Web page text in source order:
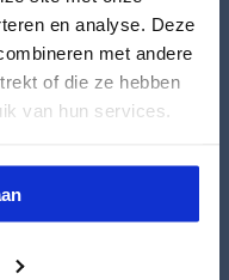
en analyse. Deze
met andere
of die ze hebben
van hun services.
het wil hebben en